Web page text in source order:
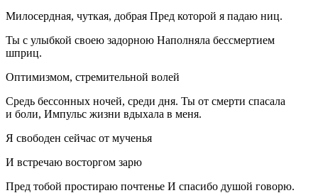
Милосердная, чуткая, добрая Пред которой я падаю ниц.
Ты с улыбкой своею задорною Наполняла бессмертием
шприц.
Оптимизмом, стремительной волей
Средь бессонных ночей, среди дня. Ты от смерти спасала
и боли, Импульс жизни вдыхала в меня.
Я свободен сейчас от мученья
И встречаю восторгом зарю
Пред тобой простираю почтенье И спасибо душой говорю.